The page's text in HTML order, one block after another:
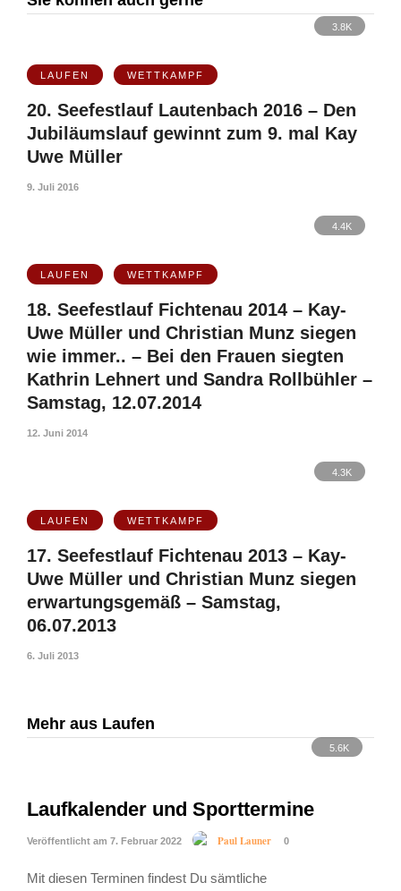
3.8K
LAUFEN WETTKAMPF
20. Seefestlauf Lautenbach 2016 – Den
Jubiläumslauf gewinnt zum 9. mal Kay
Uwe Müller
9. Juli 2016
4.4K
LAUFEN WETTKAMPF
18. Seefestlauf Fichtenau 2014 – Kay-
Uwe Müller und Christian Munz siegen
wie immer.. – Bei den Frauen siegten
Kathrin Lehnert und Sandra Rollbühler –
Samstag, 12.07.2014
12. Juni 2014
4.3K
LAUFEN WETTKAMPF
17. Seefestlauf Fichtenau 2013 – Kay-
Uwe Müller und Christian Munz siegen
erwartungsgemäß – Samstag,
06.07.2013
6. Juli 2013
Mehr aus Laufen
5.6K
Laufkalender und Sporttermine
Veröffentlicht am 7. Februar 2022 Paul Launer 0
Mit diesen Terminen findest Du sämtliche